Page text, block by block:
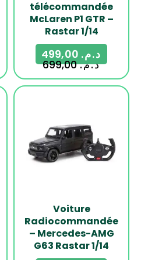
télécommandée
McLaren P1 GTR –
Rastar 1/14
د.م.699,00
د.م.
Voiture
Radiocommandée
– Mercedes-AMG
G63 Rastar 1/14